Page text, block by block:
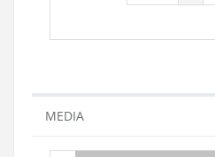
MEDIA